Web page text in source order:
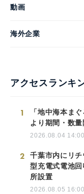
動画
海外企業
アクセスランキ
1
「地中海本ま
より期間・数
2026.08.04 14:00
2
千葉市内にリ
型充電式電池
所設置
2026.08.05 16:00